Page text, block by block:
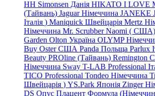
HH Simonsen Данія HIKATO I LOVE
(Тайвань) Jaguar Німеччина JANEKE
Італія ) Maniquick Швейцарія Mertz
Німеччина Mr. Scrubber Naomi ( США)
Garden Olton Україна OLYMP
Buy Oster США Panda Польща Parlux
Beauty PROline (Тайвань) Remington
Німеччина Sway T-LAB Professional
TICO Professional Tondeo Німеччина
Швейцарія ) YS.Park Японія Zinger
DS Опус Плацент Формула